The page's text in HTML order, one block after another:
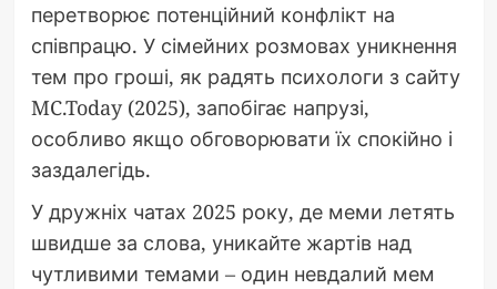
перетворює потенційний конфлікт на
співпрацю. У сімейних розмовах уникнення
тем про гроші, як радять психологи з сайту
MC.Today (2025), запобігає напрузі,
особливо якщо обговорювати їх спокійно і
заздалегідь.
У дружніх чатах 2025 року, де меми летять
швидше за слова, уникайте жартів над
чутливими темами – один невдалий мем